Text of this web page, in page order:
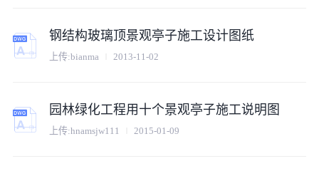
钢结构玻璃顶景观亭子施工设计图纸
上传:bianma 2013-11-02
园林绿化工程用十个景观亭子施工说明图
上传:hnamsjw111 2015-01-09